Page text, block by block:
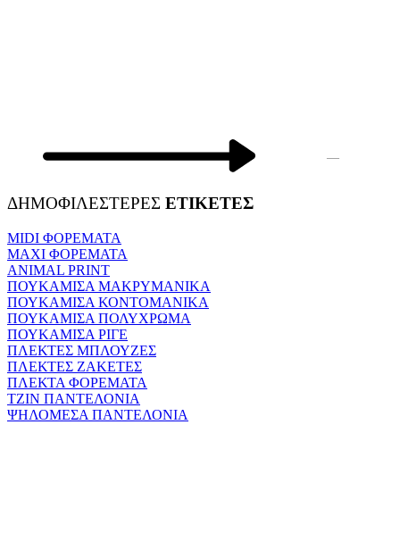
—
ΔΗΜΟΦΙΛΕΣΤΕΡΕΣ ΕΤΙΚΕΤΕΣ
MIDI ΦΟΡΕΜΑΤΑ
MAXI ΦΟΡΕΜΑΤΑ
ANIMAL PRINT
ΠΟΥΚΑΜΙΣΑ ΜΑΚΡΥΜΑΝΙΚΑ
ΠΟΥΚΑΜΙΣΑ ΚΟΝΤΟΜΑΝΙΚΑ
ΠΟΥΚΑΜΙΣΑ ΠΟΛΥΧΡΩΜΑ
ΠΟΥΚΑΜΙΣΑ ΡΙΓΕ
ΠΛΕΚΤΕΣ ΜΠΛΟΥΖΕΣ
ΠΛΕΚΤΕΣ ΖΑΚΕΤΕΣ
ΠΛΕΚΤΑ ΦΟΡΕΜΑΤΑ
ΤΖΙΝ ΠΑΝΤΕΛΟΝΙΑ
ΨΗΛΟΜΕΣΑ ΠΑΝΤΕΛΟΝΙΑ